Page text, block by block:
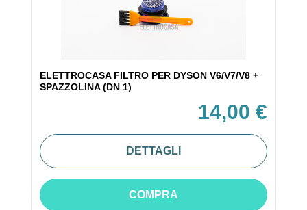
ELETTROCASA FILTRO PER DYSON V6/V7/V8 +
SPAZZOLINA (DN 1)
14,00 €
DETTAGLI
COMPRA